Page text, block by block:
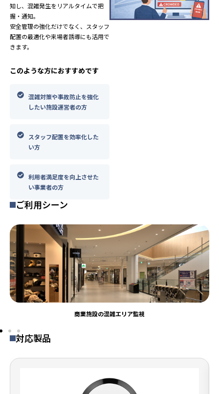
知し、混雑発生をリアルタイムで把
握・通知。
安全管理の強化だけでなく、スタッフ
配置の最適化や来場者誘導にも活用で
きます。
このような方におすすめです
混雑対策や事故防止を強化
したい施設運営者の方
スタッフ配置を効率化した
い方
利用者満足度を向上させた
い事業者の方
ご利用シーン
商業施設の混雑エリア監視
対応製品